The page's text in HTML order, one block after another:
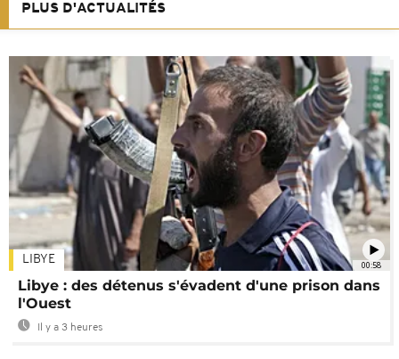
PLUS D'ACTUALITÉS
00:58
LIBYE
Libye : des détenus s'évadent d'une prison dans
l'Ouest
Il y a 3 heures